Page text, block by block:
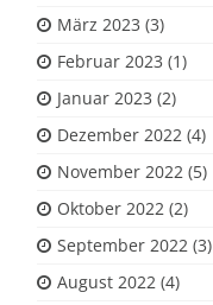
März 2023 (3)
Februar 2023 (1)
Januar 2023 (2)
Dezember 2022 (4)
November 2022 (5)
Oktober 2022 (2)
September 2022 (3)
August 2022 (4)